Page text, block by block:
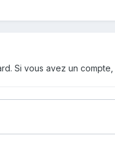
Si vous avez un compte,